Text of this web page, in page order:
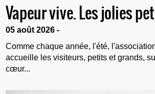
Vapeur vive. Les jolies
05 août 2026 -
Comme chaque année, l'été,
accueille les visiteurs, petits et grands,
cœur...